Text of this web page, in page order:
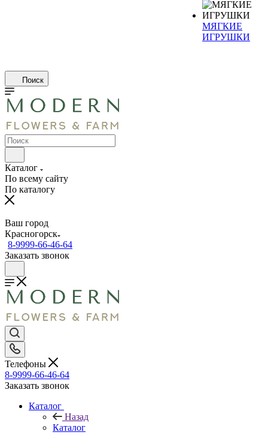
МЯГКИЕ
ИГРУШКИ
Поиск
Каталог
По всему сайту
По каталогу
Ваш город
Красногорск
8-9999-66-46-64
Заказать звонок
Телефоны
8-9999-66-46-64
Заказать звонок
Каталог
Назад
Каталог